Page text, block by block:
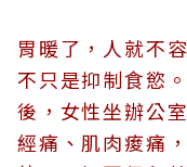
胃暖了，人就不
不只是抑制食慾
後，女性坐辦公
經痛、肌肉痠痛